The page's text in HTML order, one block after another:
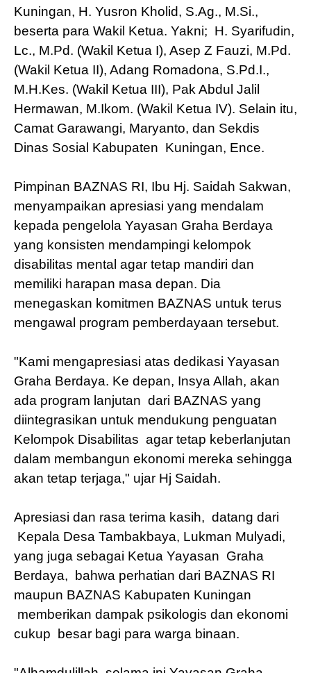
Kuningan, H. Yusron Kholid, S.Ag., M.Si.,
beserta para Wakil Ketua. Yakni; H. Syarifudin,
Lc., M.Pd. (Wakil Ketua I), Asep Z Fauzi, M.Pd.
(Wakil Ketua II), Adang Romadona, S.Pd.I.,
M.H.Kes. (Wakil Ketua III), Pak Abdul Jalil
Hermawan, M.Ikom. (Wakil Ketua IV). Selain itu,
Camat Garawangi, Maryanto, dan Sekdis
Dinas Sosial Kabupaten Kuningan, Ence.
Pimpinan BAZNAS RI, Ibu Hj. Saidah Sakwan,
menyampaikan apresiasi yang mendalam
kepada pengelola Yayasan Graha Berdaya
yang konsisten mendampingi kelompok
disabilitas mental agar tetap mandiri dan
memiliki harapan masa depan. Dia
menegaskan komitmen BAZNAS untuk terus
mengawal program pemberdayaan tersebut.
"Kami mengapresiasi atas dedikasi Yayasan
Graha Berdaya. Ke depan, Insya Allah, akan
ada program lanjutan dari BAZNAS yang
diintegrasikan untuk mendukung penguatan
Kelompok Disabilitas agar tetap keberlanjutan
dalam membangun ekonomi mereka sehingga
akan tetap terjaga," ujar Hj Saidah.
Apresiasi dan rasa terima kasih, datang dari
Kepala Desa Tambakbaya, Lukman Mulyadi,
yang juga sebagai Ketua Yayasan Graha
Berdaya, bahwa perhatian dari BAZNAS RI
maupun BAZNAS Kabupaten Kuningan
memberikan dampak psikologis dan ekonomi
cukup besar bagi para warga binaan.